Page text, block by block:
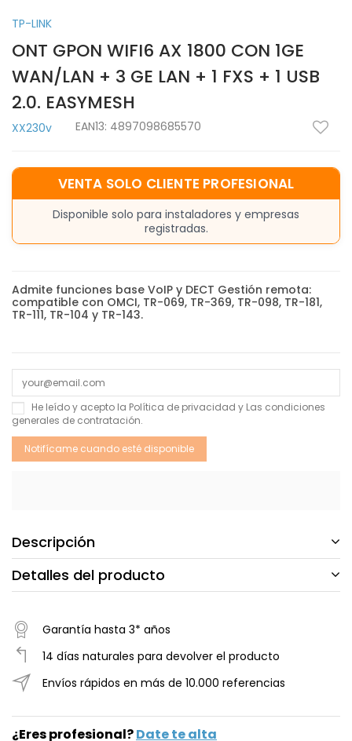
TP-LINK
ONT GPON WIFI6 AX 1800 CON 1GE
WAN/LAN + 3 GE LAN + 1 FXS + 1 USB
2.0. EASYMESH
XX230v EAN13: 4897098685570
VENTA SOLO CLIENTE PROFESIONAL
Disponible solo para instaladores y empresas
registradas.
Admite funciones base VoIP y DECT Gestión remota:
compatible con OMCI, TR-069, TR-369, TR-098, TR-181,
TR-111, TR-104 y TR-143.
He leído y acepto la Política de privacidad y Las condiciones
generales de contratación.
Descripción
Detalles del producto
Garantía hasta 3* años
14 días naturales para devolver el producto
Envíos rápidos en más de 10.000 referencias
¿Eres profesional?Date te alta